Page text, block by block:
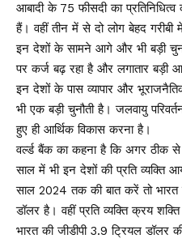
आबादी के 75 फीसदी का
हैं। वहीं तीन में से दो लोग बेहद
इन देशों के सामने आगे और भी बड़ी
पर कर्ज बढ़ रहा है और लगातार बड़ी
इन देशों के पास व्यापार और
भी एक बड़ी चुनौती है। जलवायु
हुए ही आर्थिक विकास करना है।
वर्ल्ड बैंक का कहना है कि अगर ठीक
साल में भी इन देशों की प्रति व्यक्ति
साल 2024 तक की बात करें तो
डॉलर है। वहीं प्रति व्यक्ति क्रय
भारत की जीडीपी 3.9 ट्रियल डॉलर